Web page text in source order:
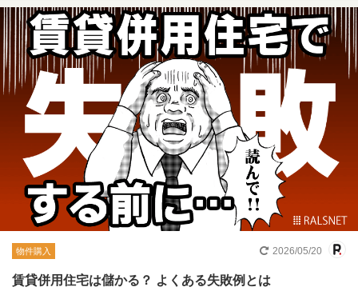
物件購入 2026/05/20
賃貸併用住宅は儲かる？ よくある失敗例とは